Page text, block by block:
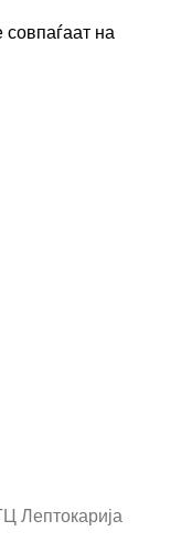
совпаѓаат на
Лептокарија